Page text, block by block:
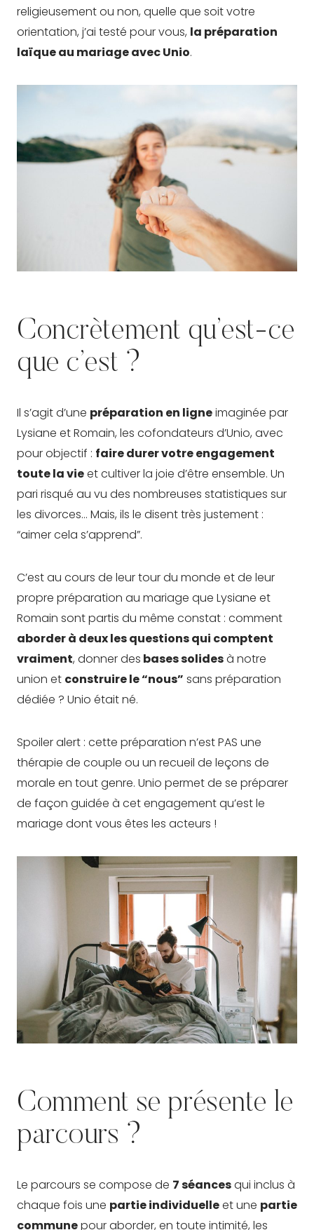
religieusement ou non, quelle que soit votre
orientation, j’ai testé pour vous, la préparation
laïque au mariage avec Unio.
Concrètement qu’est-ce
que c’est ?
Il s’agit d’une préparation en ligneimaginée par
Lysiane et Romain, les cofondateurs d’Unio, avec
pour objectif : faire durer votre engagement
toute la vieet cultiver la joie d’être ensemble. Un
pari risqué au vu des nombreuses statistiques sur
les divorces… Mais, ils le disent très justement :
“aimer cela s’apprend”.
C’est au cours de leur tour du monde et de leur
propre préparation au mariage que Lysiane et
Romain sont partis du même constat : comment
aborder à deux les questions qui comptent
vraiment, donner des bases solidesà notre
union et construire le “nous” sans préparation
dédiée ? Unio était né.
Spoiler alert : cette préparation n’est PAS une
thérapie de couple ou un recueil de leçons de
morale en tout genre. Unio permet de se préparer
de façon guidée à cet engagement qu’est le
mariage dont vous êtes les acteurs !
Comment se présente le
parcours ?
Le parcours se compose de 7 séancesqui inclus à
chaque fois une partie individuelleet une partie
communepour aborder, en toute intimité, les